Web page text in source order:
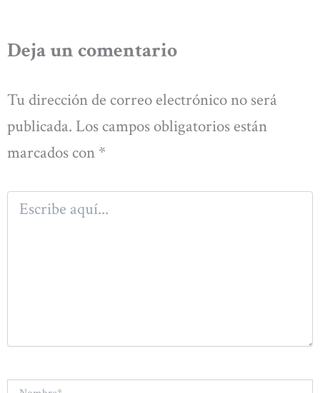
Deja un comentario
Tu dirección de correo electrónico no será
publicada. Los campos obligatorios están
marcados con *
Escribe
aquí...
Nombre*